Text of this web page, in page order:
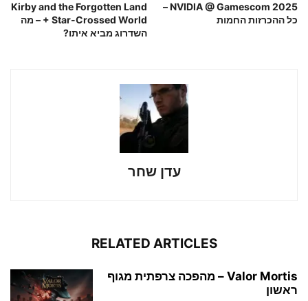
Kirby and the Forgotten Land
+ Star-Crossed World – מה
השדרוג מביא איתו?
NVIDIA @ Gamescom 2025 –
כל ההכרזות החמות
עדן שחר
RELATED ARTICLES
Valor Mortis – מהפכה צרפתית מגוף
ראשון